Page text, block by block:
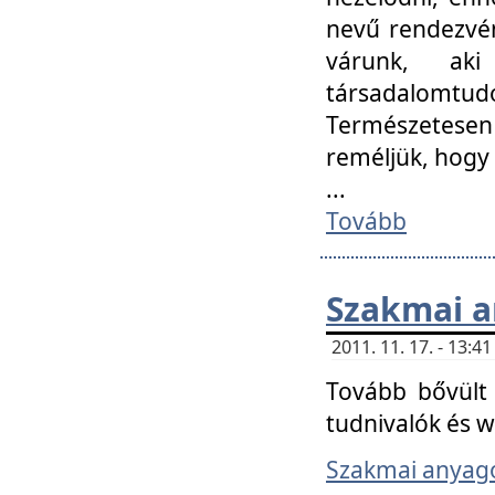
nevű
várunk, aki
reméljük,
...
Tovább
Szakmai
2011. 11. 17. -
Tovább bővült
tudnivalók és
Szakmai